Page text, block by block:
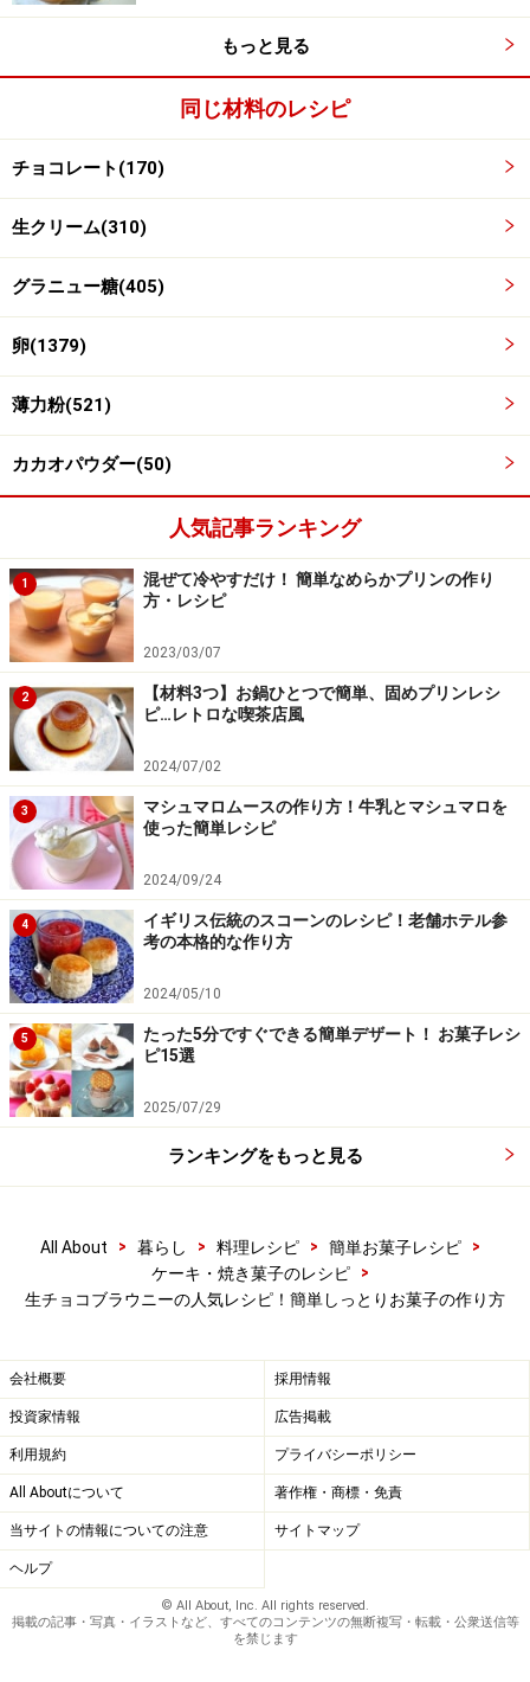
卵とグラニュー糖を混ぜたものに、溶かしたチョコレー
トを加え、よく混ぜます。
4
ふるった粉類を加える
薄力粉とカカオパウダーを合わせてふるい、粉っぽさが
なくなるまでゴムベラでよく混ぜます。
5
オーブンで焼く
平らにし、160℃のオーブンで20分焼きます。
もっと見る
同じ材料のレシピ
チョコレート(170)
生クリーム(310)
グラニュー糖(405)
卵(1379)
薄力粉(521)
カカオパウダー(50)
人気記事ランキング
1
混ぜて冷やすだけ！ 簡単なめらかプリンの作り
方・レシピ
2023/03/07
2
【材料3つ】お鍋ひとつで簡単、固めプリンレシ
ピ…レトロな喫茶店風
2024/07/02
3
マシュマロムースの作り方！牛乳とマシュマロを
使った簡単レシピ
2024/09/24
4
イギリス伝統のスコーンのレシピ！老舗ホテル参
考の本格的な作り方
2024/05/10
5
たった5分ですぐできる簡単デザート！ お菓子レシ
ピ15選
2025/07/29
ランキングをもっと見る
All About > 暮らし > 料理レシピ > 簡単お菓子レシピ
>
ケーキ・焼き菓子のレシピ
>
生チョコブラウニーの人気レシピ！簡単しっとりお菓子の作り方
会社概要 採用情報
投資家情報 広告掲載
利用規約 プライバシーポリシー
All Aboutについて 著作権・商標・免責
当サイトの情報についての注意 サイトマップ
ヘルプ
© All About, Inc. All rights reserved.
掲載の記事・写真・イラストなど、すべてのコンテンツの無断複写・転載・公衆送信等
を禁じます